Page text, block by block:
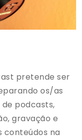
pretende ser
os/as
podcasts,
gravação e
conteúdos na